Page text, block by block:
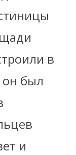
в
он был
и